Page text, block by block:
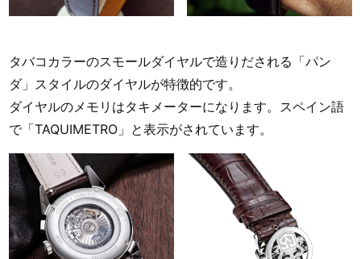
タバコカラーのスモールダイヤルで造りだされる「パン
ダ」スタイルのダイヤルが特徴的です。
ダイヤルのメモリはタキメーターになります。スペイン語
で「TAQUIMETRO」と表示がされています。